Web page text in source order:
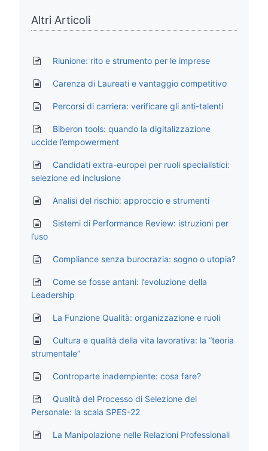
Altri Articoli
Riunione: rito e strumento per le imprese
Carenza di Laureati e vantaggio competitivo
Percorsi di carriera: verificare gli anti-talenti
Biberon tools: quando la digitalizzazione
uccide l’empowerment
Candidati extra-europei per ruoli specialistici:
selezione ed inclusione
Analisi del rischio: approccio e strumenti
Sistemi di Performance Review: istruzioni per
l’uso
Compliance senza burocrazia: sogno o utopia?
Come se fosse antani: l’evoluzione della
Leadership
La Funzione Qualità: organizzazione e ruoli
Cultura e qualità della vita lavorativa: la “teoria
strumentale”
Controparte inadempiente: cosa fare?
Qualità del Processo di Selezione del
Personale: la scala SPES-22
La Manipolazione nelle Relazioni Professionali